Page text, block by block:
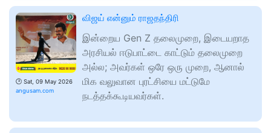
🕑 Sat, 09 May 2026
angusam.com
விஜய் என்னும் ராஜதந்திரி
இன்றைய Gen Z தலைமுறை, இடையறாத
அரசியல் ஈடுபாட்டை காட்டும் தலைமுறை
அல்ல; அவர்கள் ஒரே ஒரு முறை, ஆனால்
மிக வலுவான புரட்சியை மட்டுமே
நடத்தக்கூடியவர்கள்.